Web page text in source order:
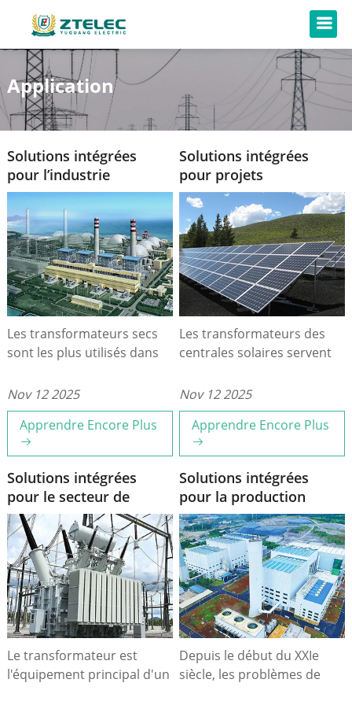
Application
Solutions intégrées
pour l’industrie
chimique
Les transformateurs secs
sont les plus utilisés dans
On les divise
principalement en deux
catégories : les
transformateurs secs
transformateurs secs à
résine.
Nov 12 2025
Apprendre Encore Plus
Solutions intégrées
pour projets
photovoltaïques
Les transformateurs des
centrales solaires servent
la tension afin d'alimenter
le réseau électrique en
énergie renouvelable (EnR).
Il s'agit d'un élément clé
grande échelle.
Nov 12 2025
Apprendre Encore Plus
Solutions intégrées
pour le secteur de
l’énergie
Le transformateur est
l'équipement principal d'un
Solutions intégrées
pour la production
d’électricité à partir de
la biomasse
Depuis le début du XXIe
siècle, les problèmes de